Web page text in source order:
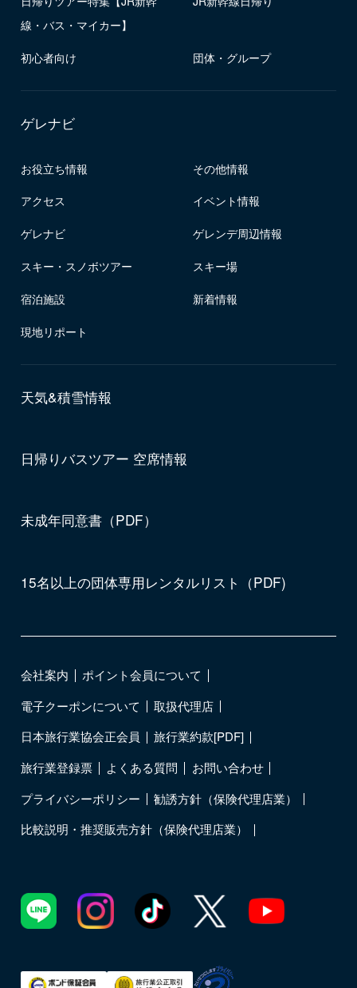
線・バス・マイカー】
初心者向け 団体・グループ
ゲレナビ
お役立ち情報 その他情報
アクセス イベント情報
ゲレナビ ゲレンデ周辺情報
スキー・スノボツアー スキー場
宿泊施設 新着情報
現地リポート
天気&積雪情報
日帰りバスツアー 空席情報
未成年同意書（PDF）
15名以上の団体専用レンタルリスト（PDF)
会社案内
ポイント会員について
電子クーポンについて
取扱代理店
日本旅行業協会正会員
旅行業約款[PDF]
旅行業登録票
よくある質問
お問い合わせ
プライバシーポリシー
勧誘方針（保険代理店業）
比較説明・推奨販売方針（保険代理店業）